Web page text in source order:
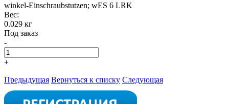
winkel-Einschraubstutzen; wES 6 LRK
Вес:
0.029 кг
Под заказ
-
+
Предыдущая Вернуться к списку Следующая